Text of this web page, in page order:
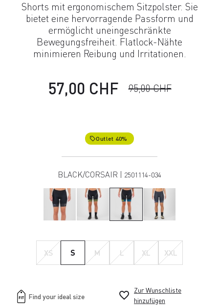
Shorts mit ergonomischem Sitzpolster. Sie
bietet eine hervorragende Passform und
ermöglicht uneingeschränkte
Bewegungsfreiheit. Flatlock-Nähte
minimieren Reibung und Irritationen.
57,00 CHF 95,00 CHF
local_offerOutlet 40%
BLACK/CORSAIR | 2501114-034
XS S M L XL XXL
favorite_border
Zur Wunschliste
hinzufügen